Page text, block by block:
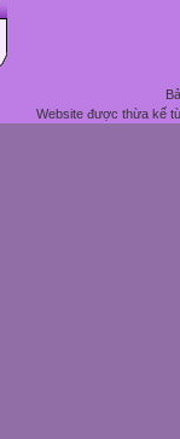
Website được thừa kế